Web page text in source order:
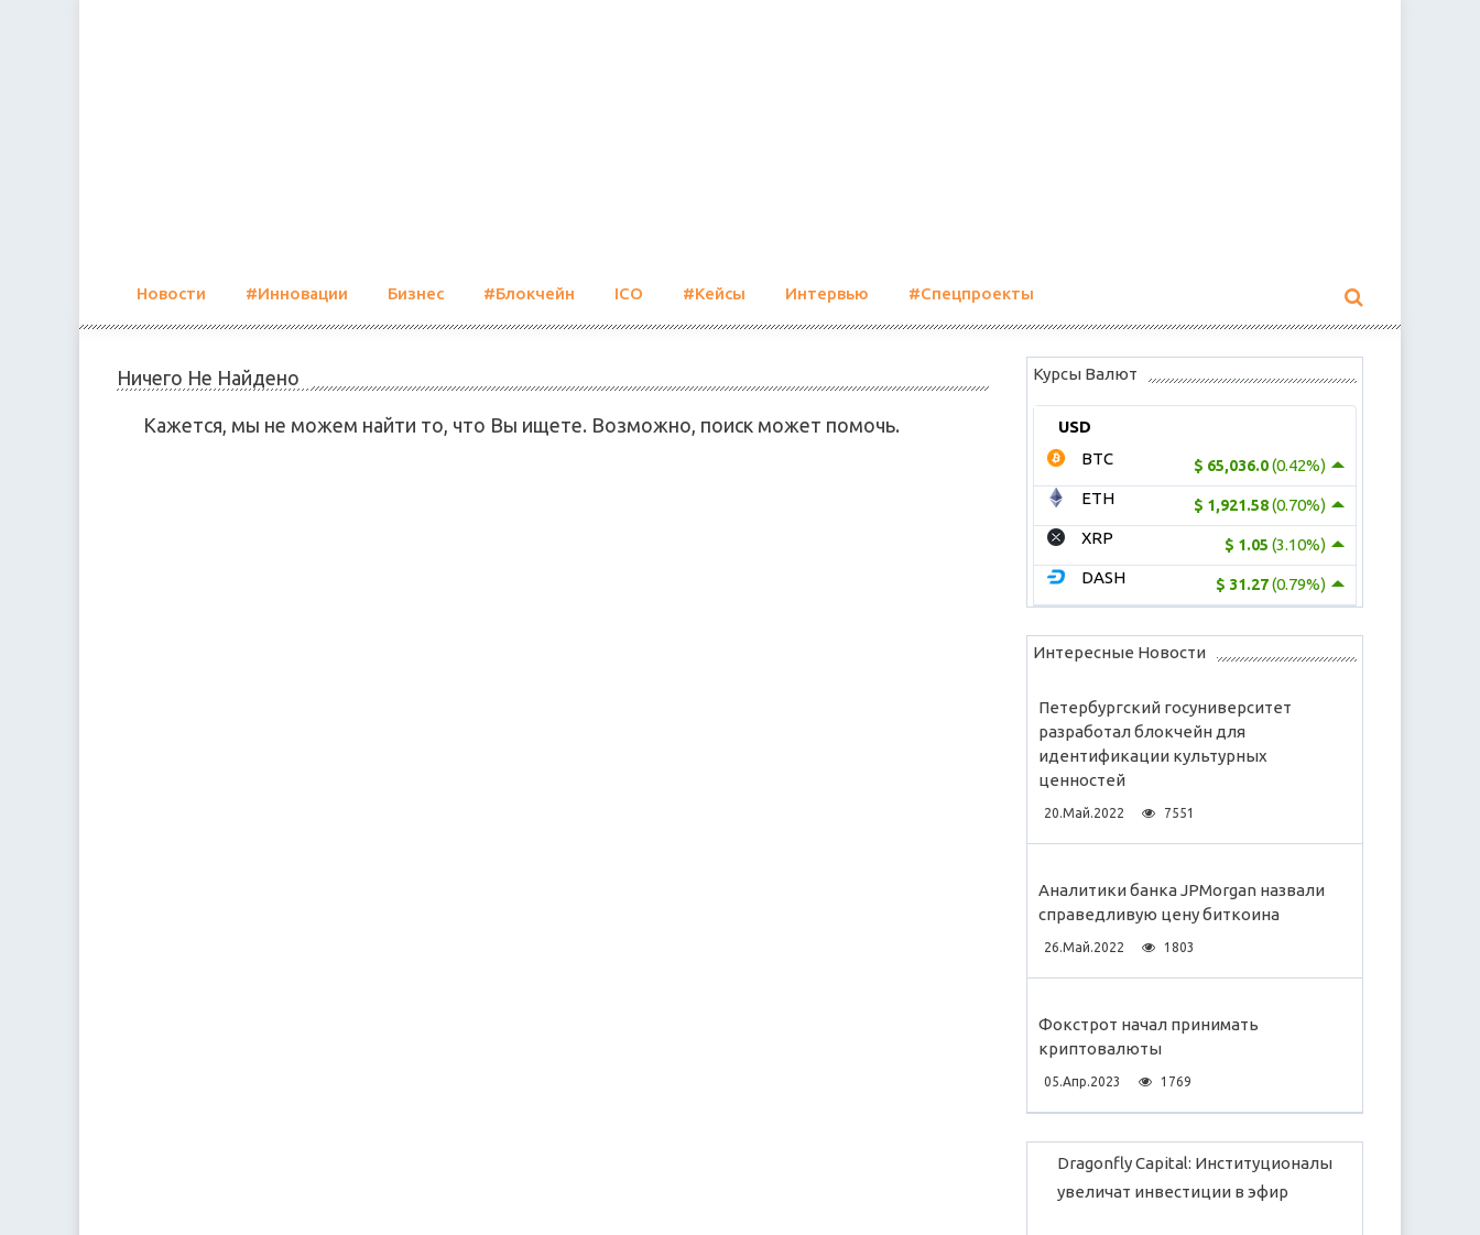
Новости #Инновации Бизнес #Блокчейн ICO #Кейсы Интервью #Спецпроекты
Ничего Не Найдено
Кажется, мы не можем найти то, что Вы ищете. Возможно, поиск может помочь.
Курсы Валют
USD
$ 65,036.0(0.42%)
BTC
$ 1,921.58(0.70%)
ETH
$ 1.05 (3.10%)
XRP
$ 31.27(0.79%)
DASH
Интересные Новости
Петербургский госуниверситет
разработал блокчейн для
идентификации культурных
ценностей
20.Май.2022 7551
Аналитики банка JPMorgan назвали
справедливую цену биткоина
26.Май.2022 1803
Фокстрот начал принимать
криптовалюты
05.Апр.2023 1769
Dragonfly Capital: Институционалы
увеличат инвестиции в эфир